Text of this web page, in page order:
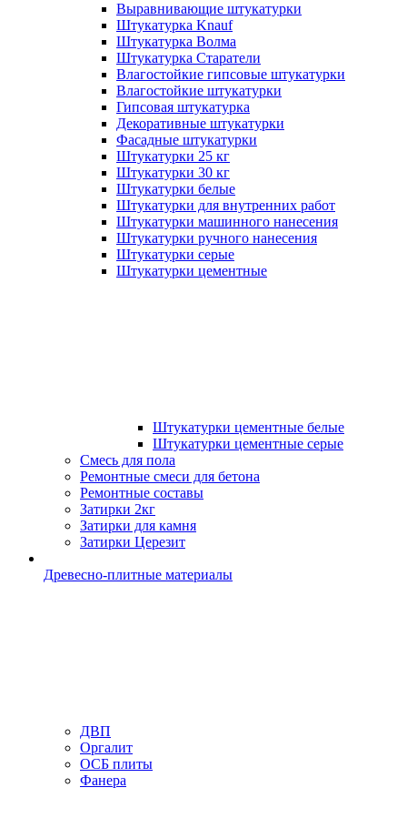
Выравнивающие штукатурки
Штукатурка Knauf
Штукатурка Волма
Штукатурка Старатели
Влагостойкие гипсовые штукатурки
Влагостойкие штукатурки
Гипсовая штукатурка
Декоративные штукатурки
Фасадные штукатурки
Штукатурки 25 кг
Штукатурки 30 кг
Штукатурки белые
Штукатурки для внутренних работ
Штукатурки машинного нанесения
Штукатурки ручного нанесения
Штукатурки серые
Штукатурки цементные
Штукатурки цементные белые
Штукатурки цементные серые
Смесь для пола
Ремонтные смеси для бетона
Ремонтные составы
Затирки 2кг
Затирки для камня
Затирки Церезит
Древесно-плитные материалы
ДВП
Оргалит
ОСБ плиты
Фанера